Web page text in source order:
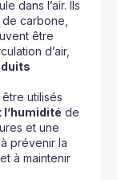
dans l’air. Ils
carbone,
être
d’air,
utilisés
de
et une
prévenir la
à maintenir